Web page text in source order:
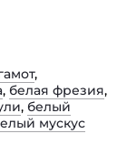
,
, белая фрезия,
, белый
мускус